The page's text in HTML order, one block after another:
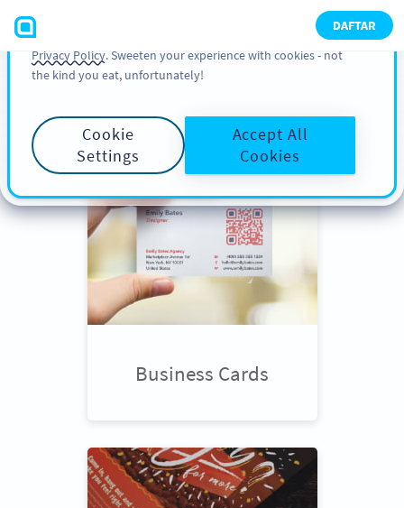
DAFTAR
Scroll down
to see QR Code use
cases
Business Cards
You can also find more information about cookies, our
analytic activities and your rights in our
Cookie Policyand
Privacy Policy. Sweeten your experience with cookies - not
the kind you eat, unfortunately!
Cookie
Settings
Accept All
Cookies